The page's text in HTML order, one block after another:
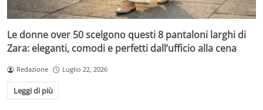
Le donne over 50 scelgono questi 8 pantaloni larghi di
Zara: eleganti, comodi e perfetti dall’ufficio alla cena
Redazione Luglio 22, 2026
Leggi di più